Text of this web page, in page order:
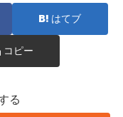
はてブ
コピー
る